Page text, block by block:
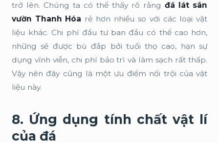
trở lên. Chúng ta có thể thấy rõ rằng đá lát sân
vườn Thanh Hóa rẻ hơn nhiều so với các loại vật
liệu khác. Chi phí đầu tư ban đầu có thể cao hơn,
những sẽ được bù đắp bởi tuổi thọ cao, hạn sự
dụng vĩnh viễn, chi phí bảo trì và làm sạch rất thấp.
Vậy nên đây cũng là một ưu điểm nổi trội của vật
liệu này.
8. Ứng dụng tính chất vật lí
của đá